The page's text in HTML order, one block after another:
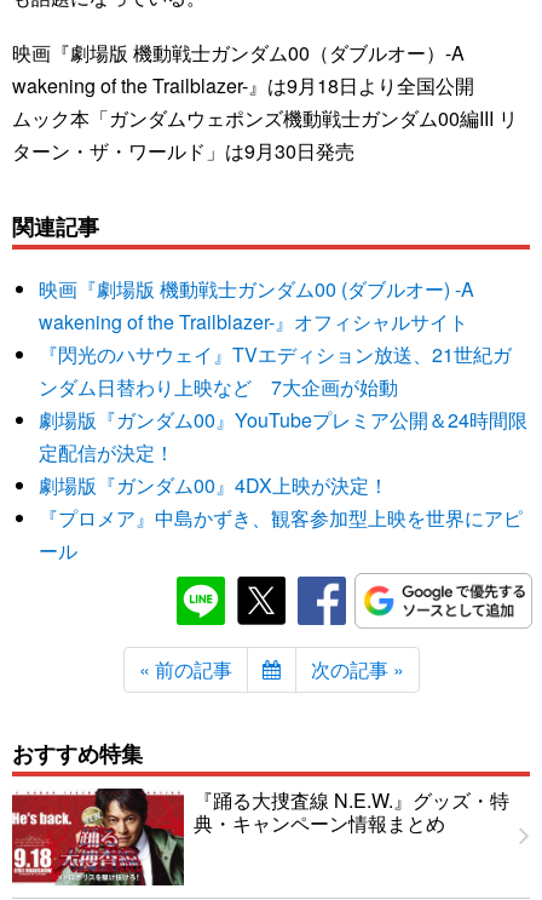
映画『劇場版 機動戦士ガンダム00（ダブルオー）-A
wakening of the Trailblazer-』は9月18日より全国公開
ムック本「ガンダムウェポンズ機動戦士ガンダム00編III リ
ターン・ザ・ワールド」は9月30日発売
関連記事
映画『劇場版 機動戦士ガンダム00 (ダブルオー) -A
wakening of the Trailblazer-』オフィシャルサイト
『閃光のハサウェイ』TVエディション放送、21世紀ガ
ンダム日替わり上映など 7大企画が始動
劇場版『ガンダム00』YouTubeプレミア公開＆24時間限
定配信が決定！
劇場版『ガンダム00』4DX上映が決定！
『プロメア』中島かずき、観客参加型上映を世界にアピ
ール
« 前の記事 次の記事 »
おすすめ特集
『踊る大捜査線 N.E.W.』グッズ・特
典・キャンペーン情報まとめ